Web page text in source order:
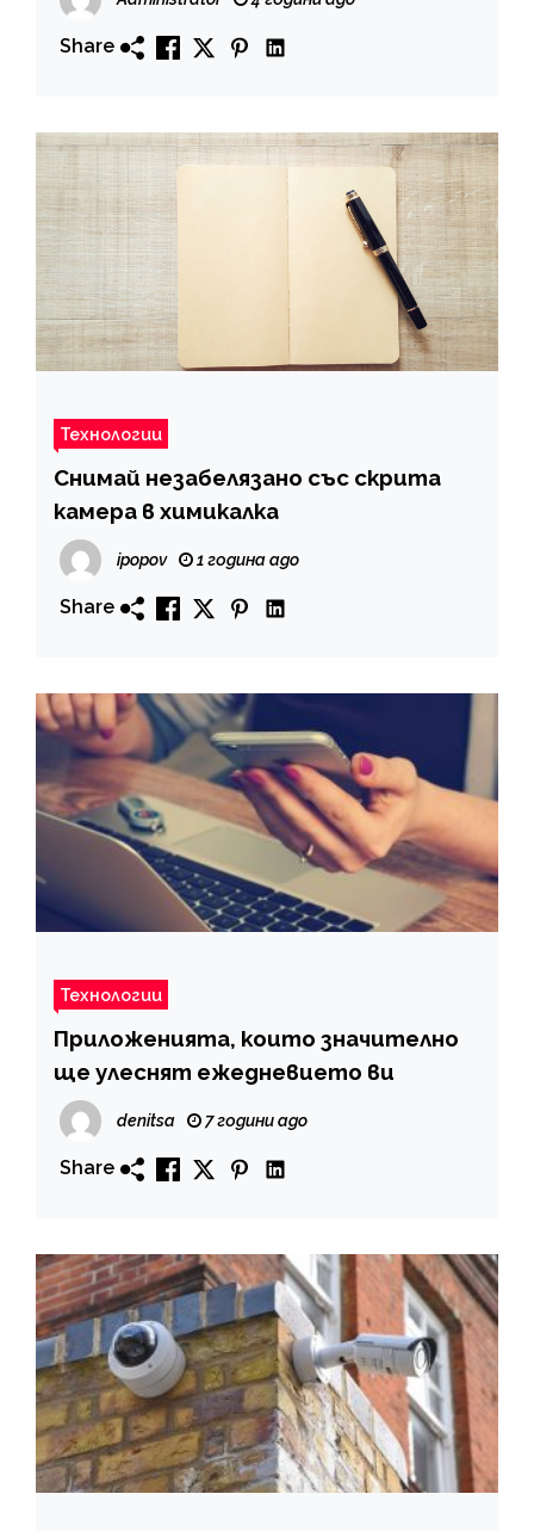
Share
Технологии
Снимай незабелязано със скрита
камера в химикалка
ipopov 1 година ago
Share
Технологии
Приложенията, които значително
ще улеснят ежедневието ви
denitsa 7 години ago
Share